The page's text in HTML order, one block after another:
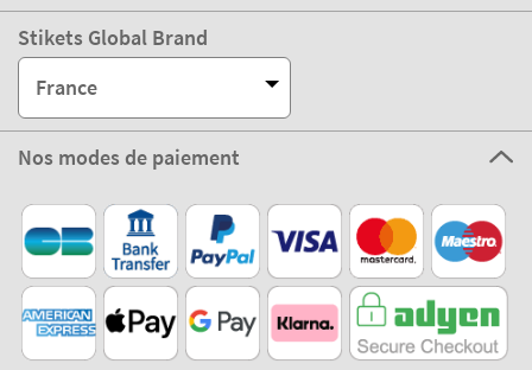
Stikets Global Brand
France
Nos modes de paiement